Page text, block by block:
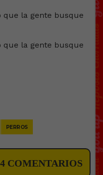
PERROS
COMENTARIOS